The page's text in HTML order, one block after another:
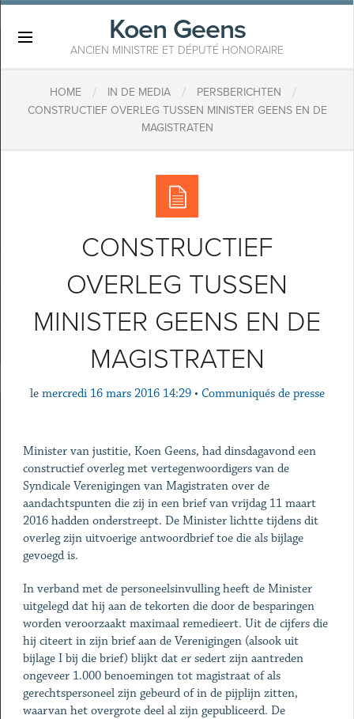
Koen Geens
ANCIEN MINISTRE ET DÉPUTÉ HONORAIRE
HOME / IN DE MEDIA / PERSBERICHTEN /
CONSTRUCTIEF OVERLEG TUSSEN MINISTER GEENS EN DE
MAGISTRATEN
CONSTRUCTIEF
OVERLEG TUSSEN
MINISTER GEENS EN DE
MAGISTRATEN
le mercredi 16 mars 2016 14:29 • Communiqués de presse
Minister van justitie, Koen Geens, had dinsdagavond een
constructief overleg met vertegenwoordigers van de
Syndicale Verenigingen van Magistraten over de
aandachtspunten die zij in een brief van vrijdag 11 maart
2016 hadden onderstreept. De Minister lichtte tijdens dit
overleg zijn uitvoerige antwoordbrief toe die als bijlage
gevoegd is.
In verband met de personeelsinvulling heeft de Minister
uitgelegd dat hij aan de tekorten die door de besparingen
worden veroorzaakt maximaal remedieert. Uit de cijfers die
hij citeert in zijn brief aan de Verenigingen (alsook uit
bijlage I bij die brief) blijkt dat er sedert zijn aantreden
ongeveer 1.000 benoemingen tot magistraat of als
gerechtspersoneel zijn gebeurd of in de pijplijn zitten,
waarvan het overgrote deel al zijn gepubliceerd. De